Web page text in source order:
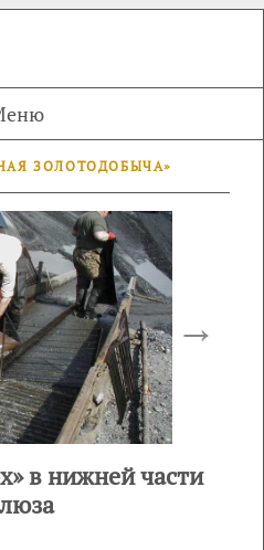
ЗОЛОТОДОБЫЧА»
→
в нижней части